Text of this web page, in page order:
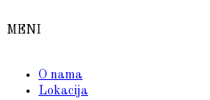
MENI
O nama
Lokacija